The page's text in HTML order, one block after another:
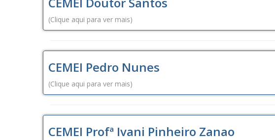
(Clique aqui para ver mais)
CEMEI Pedro Nunes
(Clique aqui para ver mais)
CEMEI Profª Ivani Pinheiro Zanao